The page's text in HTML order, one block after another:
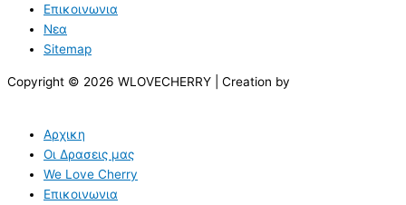
Επικοινωνια
Νεα
Sitemap
Copyright © 2026 WLOVECHERRY | Creation by
Αρχικη
Οι Δρασεις μας
We Love Cherry
Επικοινωνια